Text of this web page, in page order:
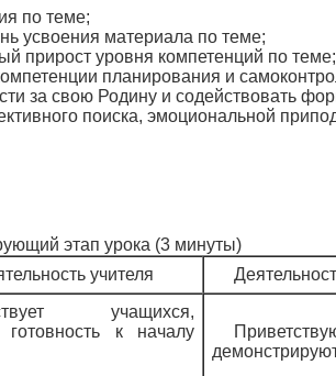
по теме;
усвоения материала по теме;
прирост уровня компетенций по теме;
планирования и
за свою Родину и содействовать
поиска, эмоциональной
этап урока (3 минуты)
учителя
учащихся,
готовность к началу